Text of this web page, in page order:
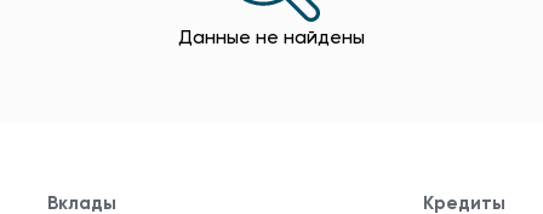
Данные не найдены
Вклады Кредиты